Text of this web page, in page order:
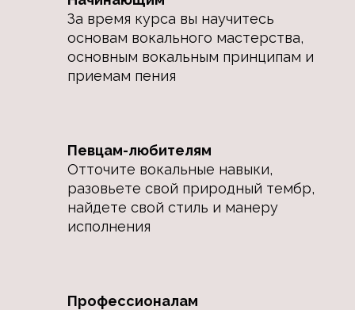
За время курса вы научитесь
основам вокального мастерства,
основным вокальным принципам и
приемам пения
Певцам-любителям
Отточите вокальные навыки,
разовьете свой природный тембр,
найдете свой стиль и манеру
исполнения
Профессионалам